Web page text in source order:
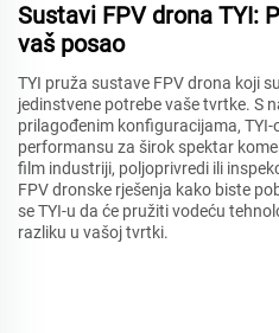
Sustavi FPV drona TYI:
vaš posao
TYI pruža sustave FPV drona koji
jedinstvene potrebe vaše tvrtke. S
prilagođenim konfiguracijama,
performansu za širok spektar
film industriji, poljoprivredi ili
FPV dronske rješenja kako biste
se TYI-u da će pružiti vodeću
razliku u vašoj tvrtki.